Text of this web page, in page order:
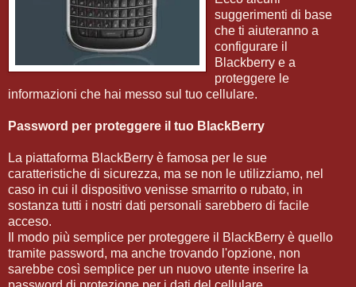
suggerimenti di base
che ti aiuteranno a
configurare il
Blackberry e a
proteggere le
informazioni che hai messo sul tuo cellulare.
Password per proteggere il tuo BlackBerry
La piattaforma BlackBerry è famosa per le sue
caratteristiche di sicurezza, ma se non le utilizziamo, nel
caso in cui il dispositivo venisse smarrito o rubato, in
sostanza tutti i nostri dati personali sarebbero di facile
acceso.
Il modo più semplice per proteggere il BlackBerry è quello
tramite password, ma anche trovando l'opzione, non
sarebbe così semplice per un nuovo utente inserire la